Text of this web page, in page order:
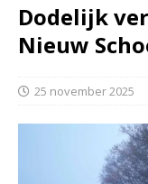
Dodelijk
Nieuw
25 november 2025